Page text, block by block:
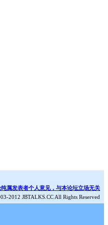
属发表者个人意见，与本论坛立场无关
2012 JBTALKS.CC All Rights Reserved